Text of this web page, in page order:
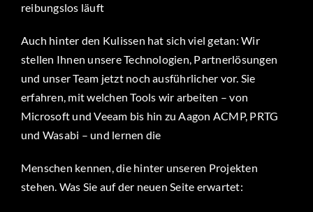
reibungslos läuft
Auch hinter den Kulissen hat sich viel getan: Wir
stellen Ihnen unsere Technologien, Partnerlösungen
und unser Team jetzt noch ausführlicher vor. Sie
erfahren, mit welchen Tools wir arbeiten – von
Microsoft und Veeam bis hin zu Aagon ACMP, PRTG
und Wasabi – und lernen die
Menschen kennen, die hinter unseren Projekten
stehen. Was Sie auf der neuen Seite erwartet: